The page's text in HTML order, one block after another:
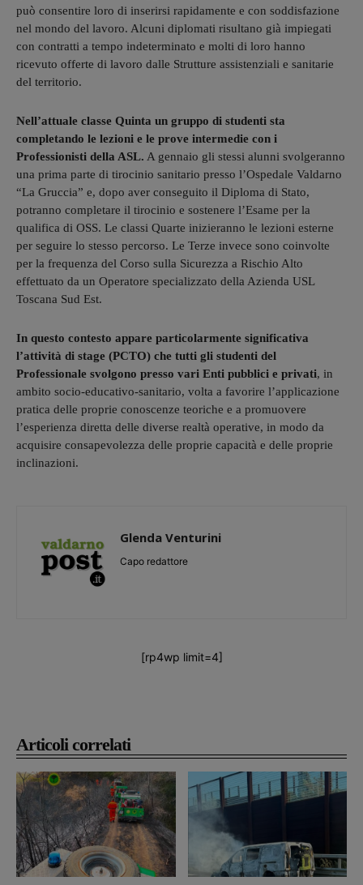
Articoli correlati
può consentire loro di inserirsi rapidamente e con soddisfazione
nel mondo del lavoro. Alcuni diplomati risultano già impiegati
con contratti a tempo indeterminato e molti di loro hanno
ricevuto offerte di lavoro dalle Strutture assistenziali e sanitarie
del territorio.
Nell’attuale classe Quinta un gruppo di studenti sta
completando le lezioni e le prove intermedie con i
Professionisti della ASL. A gennaio gli stessi alunni svolgeranno
una prima parte di tirocinio sanitario presso l’Ospedale Valdarno
“La Gruccia” e, dopo aver conseguito il Diploma di Stato,
potranno completare il tirocinio e sostenere l’Esame per la
qualifica di OSS. Le classi Quarte inizieranno le lezioni esterne
per seguire lo stesso percorso. Le Terze invece sono coinvolte
per la frequenza del Corso sulla Sicurezza a Rischio Alto
effettuato da un Operatore specializzato della Azienda USL
Toscana Sud Est.
In questo contesto appare particolarmente significativa
l’attività di stage (PCTO) che tutti gli studenti del
Professionale svolgono presso vari Enti pubblici e privati, in
ambito socio-educativo-sanitario, volta a favorire l’applicazione
pratica delle proprie conoscenze teoriche e a promuovere
l’esperienza diretta delle diverse realtà operative, in modo da
acquisire consapevolezza delle proprie capacità e delle proprie
inclinazioni.
Glenda Venturini
Capo redattore
[rp4wp limit=4]